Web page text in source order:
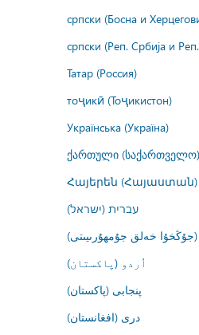
српски (Босна и
српски (Реп. Србија и
Татар (Россия)
тоҷикӣ (Тоҷикистон)
Українська (Україна)
ქართული (საქართველო)
Հայերեն (Հայաստան)
עברית (ישראל)
(جۇڭخۇا خەلق جۇمھۇرىيىتى)
اُردو (پاکستان)
پنجابی (پاکستان)
درى (افغانستان)